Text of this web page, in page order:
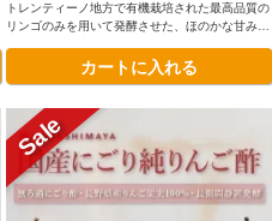
トレンティーノ地方で有機栽培された最高品質の
リンゴのみを用いて発酵させた、ほのかな甘みと
ていない、本物のリンゴ酢をお楽しみください。
カートに入れる